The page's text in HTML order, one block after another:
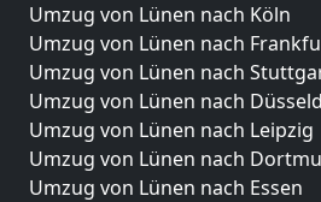
Umzug von Lünen nach Köln
Umzug von Lünen nach
Umzug von Lünen nach
Umzug von Lünen nach
Umzug von Lünen nach Leipzig
Umzug von Lünen nach
Umzug von Lünen nach Essen